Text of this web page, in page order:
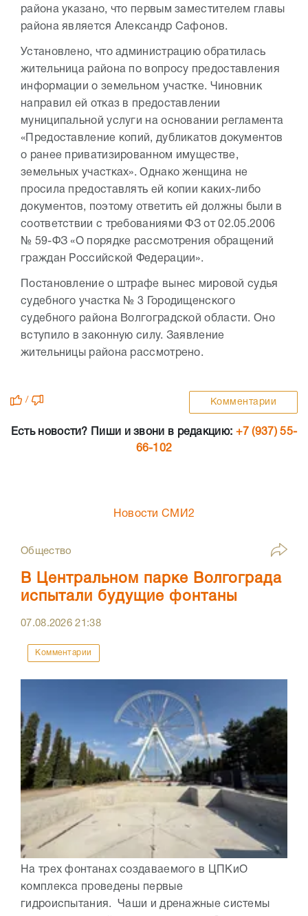
района указано, что первым заместителем главы
района является Александр Сафонов.
Установлено, что администрацию обратилась
жительница района по вопросу предоставления
информации о земельном участке. Чиновник
направил ей отказ в предоставлении
муниципальной услуги на основании регламента
«Предоставление копий, дубликатов документов
о ранее приватизированном имуществе,
земельных участках». Однако женщина не
просила предоставлять ей копии каких-либо
документов, поэтому ответить ей должны были в
соответствии с требованиями ФЗ от 02.05.2006
№ 59-ФЗ «О порядке рассмотрения обращений
граждан Российской Федерации».
Постановление о штрафе вынес мировой судья
судебного участка № 3 Городищенского
судебного района Волгоградской области. Оно
вступило в законную силу. Заявление
жительницы района рассмотрено.
/ Комментарии
Есть новости? Пиши и звони в редакцию: +7 (937) 55-
66-102
Новости СМИ2
Общество
В Центральном парке Волгограда
испытали будущие фонтаны
07.08.202621:38
Комментарии
На трех фонтанах создаваемого в ЦПКиО
комплекса проведены первые
гидроиспытания. Чаши и дренажные системы